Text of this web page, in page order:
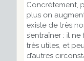
Concrètement,
plus on
existe de très
s’entraîner : il
très utiles, et
d’autres